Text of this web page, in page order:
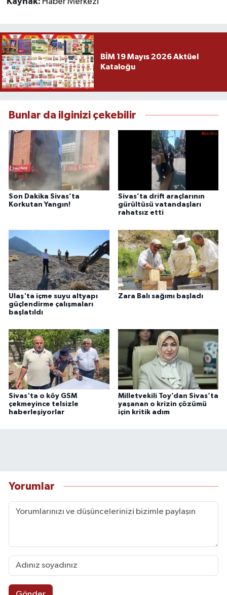
BİM 19 Mayıs 2026 Aktüel
Kataloğu
Bunlar da ilginizi çekebilir
Son Dakika Sivas’ta
Korkutan Yangın!
Sivas’ta drift araçlarının
gürültüsü vatandaşları
rahatsız etti
Ulaş'ta içme suyu altyapı
güçlendirme çalışmaları
başlatıldı
Zara Balı sağımı başladı
Sivas'ta o köy GSM
çekmeyince telsizle
haberleşiyorlar
Milletvekili Toy’dan Sivas’ta
yaşanan o krizin çözümü
için kritik adım
Yorumlar